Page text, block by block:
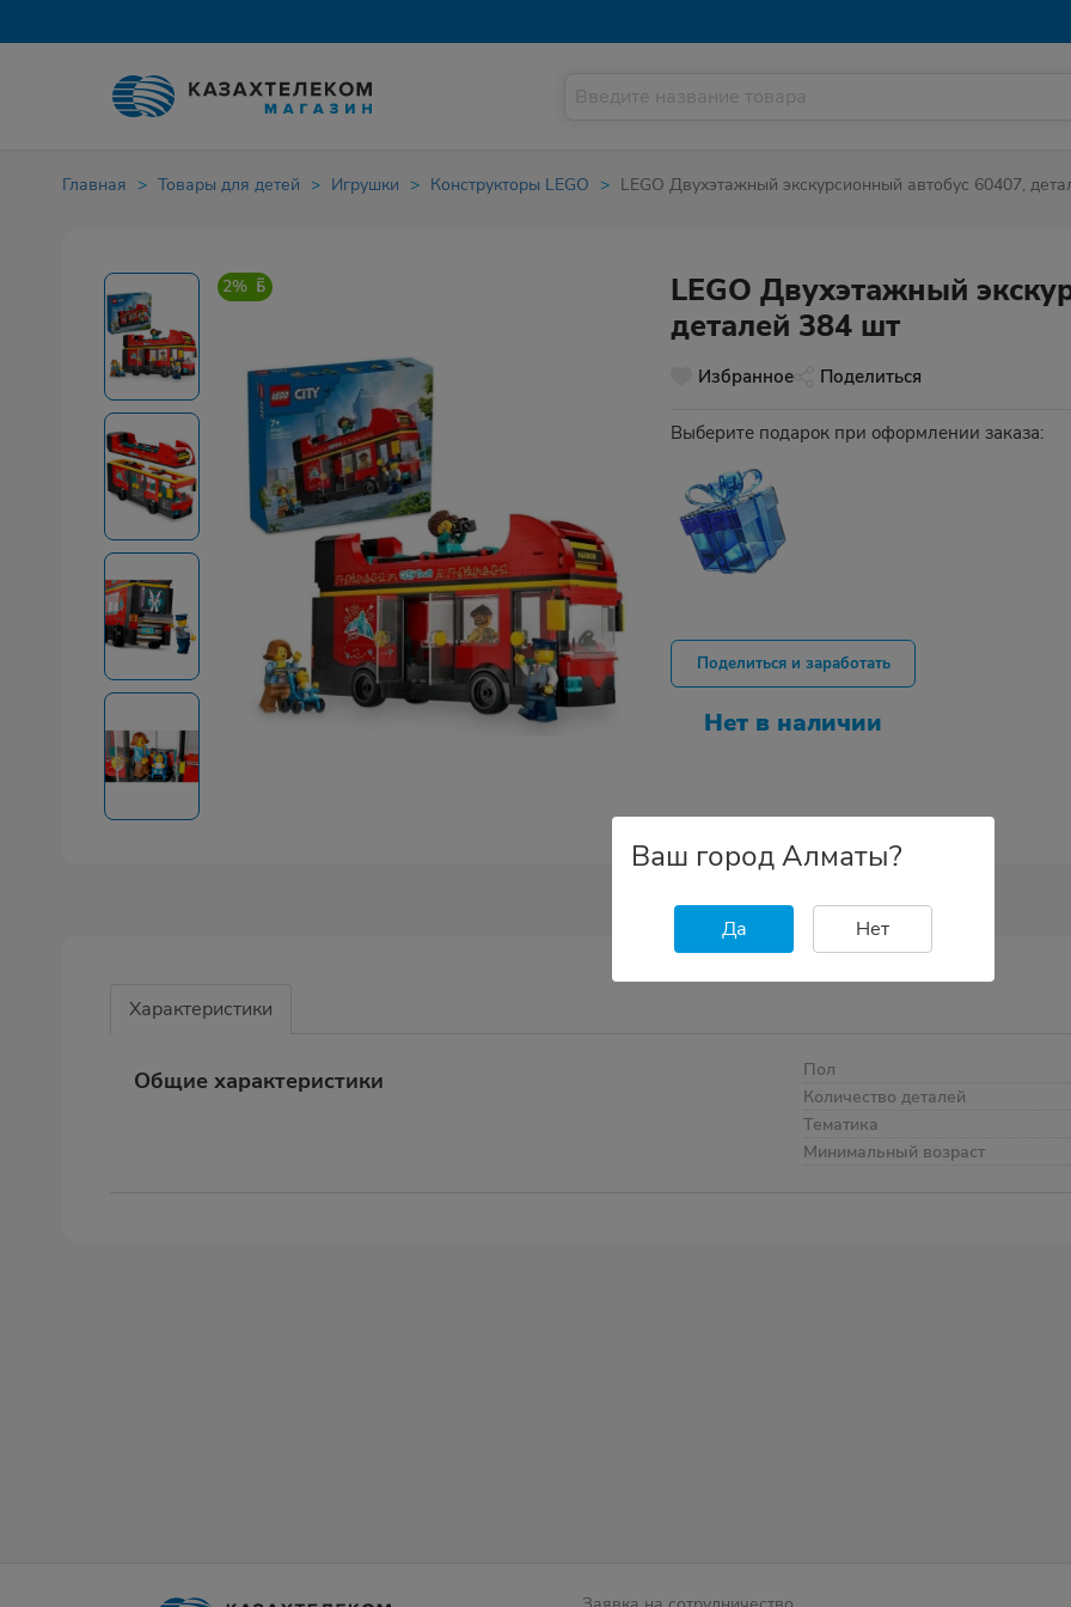
Главная Товары для детей Игрушки Конструкторы LEGO LEGO Двухэтажный экскурсионный автобус 60407,
2%
LEGO Двухэтажный
деталей 384 шт
Избранное Поделиться
Выберите подарок при оформлении заказа:
Поделиться и заработать
Нет в наличии
Характеристики
Общие характеристики Пол
Количество деталей
Тематика
Минимальный возраст
Ваш город Алматы?
Да Нет